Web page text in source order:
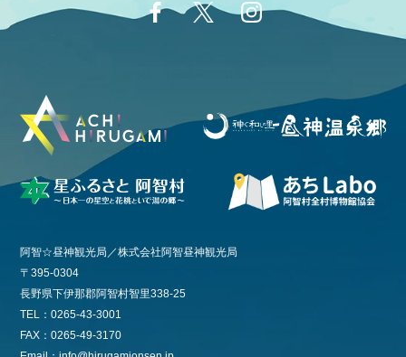
阿智☆昼神観光局／株式会社阿智昼神観光局
〒395-0304
長野県下伊那郡阿智村智里338-25
TEL：0265-43-3001
FAX：0265-49-3170